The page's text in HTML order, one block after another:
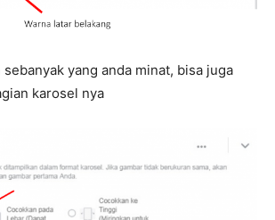
sebanyak yang anda minat, bisa juga
karosel nya